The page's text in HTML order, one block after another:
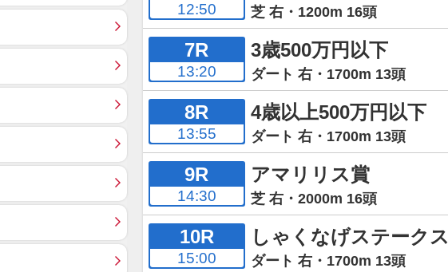
12:50 芝 右・1200m 16頭
7R
13:20
3歳500万円以下
ダート 右・1700m 13頭
8R
13:55
4歳以上500万円以下
ダート 右・1700m 13頭
9R
14:30
アマリリス賞
芝 右・2000m 16頭
10R
15:00
しゃくなげステークス
ダート 右・1700m 13頭